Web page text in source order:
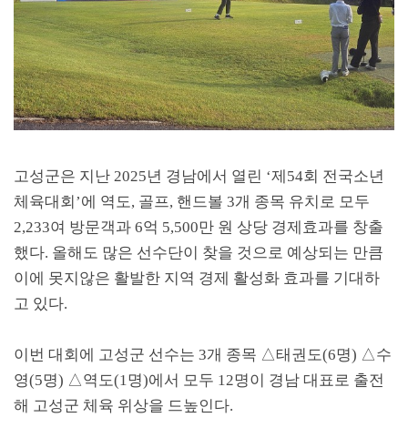
고성군은 지난 2025년 경남에서 열린 ‘제 54회 전국소년
체육대회 ’에 역도, 골프, 핸드볼 3개 종목 유치로 모두
2,233여 방문객과 6억 5,500만 원 상당 경제효과를 창출
했다. 올해도 많은 선수단이 찾을 것으로 예상되는 만큼
이에 못지않은 활발한 지역 경제 활성화 효과를 기대하
고 있다.
이번 대회에 고성군 선수는 3개 종목 △태권도(6명) △수
영(5명) △역도(1명)에서 모두 12명이 경남 대표로 출전
해 고성군 체육 위상을 드높인다.